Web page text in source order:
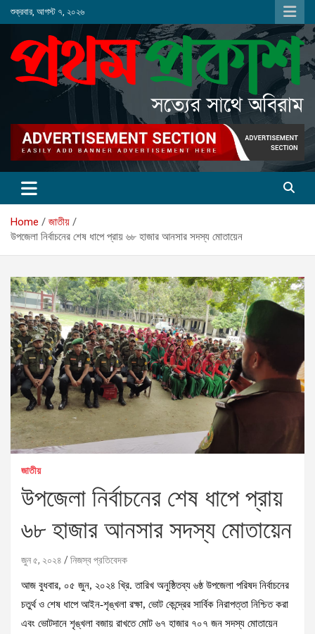
Skip
to
শুক্রবার, আগস্ট ৭, ২০২৬
Home
জাতীয়
উপজেলা নির্বাচনের শেষ ধাপে প্রায় ৬৮ হাজার আনসার সদস্য মোতায়েন
জাতীয়
উপজেলা নির্বাচনের শেষ ধাপে প্রায়
৬৮ হাজার আনসার সদস্য মোতায়েন
জুন ৫, ২০২৪ নিজস্ব প্রতিবেদক
আজ বুধবার, ০৫ জুন, ২০২৪ খ্রি. তারিখ অনুষ্ঠিতব্য ৬ষ্ঠ উপজেলা পরিষদ নির্বাচনের
চতুর্থ ও শেষ ধাপে আইন-শৃঙ্খলা রক্ষা, ভোট কেন্দ্রের সার্বিক নিরাপত্তা নিশ্চিত করা
এবং ভোটদানে শৃঙ্খলা বজায় রাখতে মোট ৬৭ হাজার ৭০৭ জন সদস্য মোতায়েন